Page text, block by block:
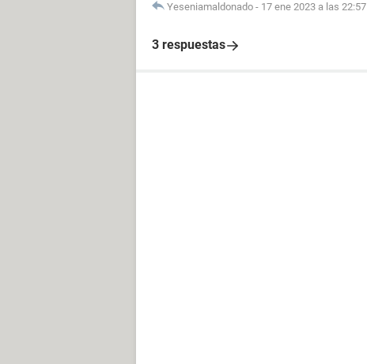
Yeseniamaldonado - 17 ene 2023 a las 22:57
3 respuestas